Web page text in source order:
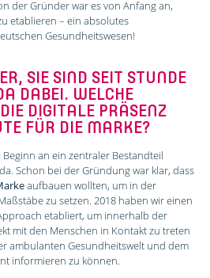
der Gründer war es von Anfang an,
etablieren – ein absolutes
Gesundheitswesen!
SIE SIND SEIT STUNDE
DABEI. WELCHE
DIGITALE PRÄSENZ
FÜR DIE MARKE?
an ein zentraler Bestandteil
Schon bei der Gründung war klar, dass
aufbauen wollten, um in der
zu setzen. 2018 haben wir einen
etabliert, um innerhalb der
mit den Menschen in Kontakt zu treten
ambulanten Gesundheitswelt und dem
informieren zu können.